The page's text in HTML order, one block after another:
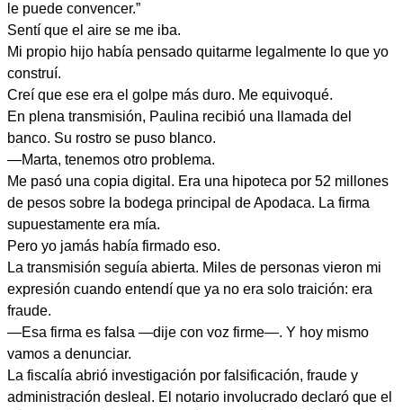
le puede convencer.”
Sentí que el aire se me iba.
Mi propio hijo había pensado quitarme legalmente lo que yo
construí.
Creí que ese era el golpe más duro. Me equivoqué.
En plena transmisión, Paulina recibió una llamada del
banco. Su rostro se puso blanco.
—Marta, tenemos otro problema.
Me pasó una copia digital. Era una hipoteca por 52 millones
de pesos sobre la bodega principal de Apodaca. La firma
supuestamente era mía.
Pero yo jamás había firmado eso.
La transmisión seguía abierta. Miles de personas vieron mi
expresión cuando entendí que ya no era solo traición: era
fraude.
—Esa firma es falsa —dije con voz firme—. Y hoy mismo
vamos a denunciar.
La fiscalía abrió investigación por falsificación, fraude y
administración desleal. El notario involucrado declaró que el